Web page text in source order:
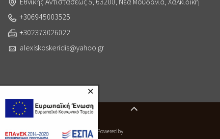
+306945003525
+302373026022
alexiskoskeridis@yahoo.gr
Powered by
×